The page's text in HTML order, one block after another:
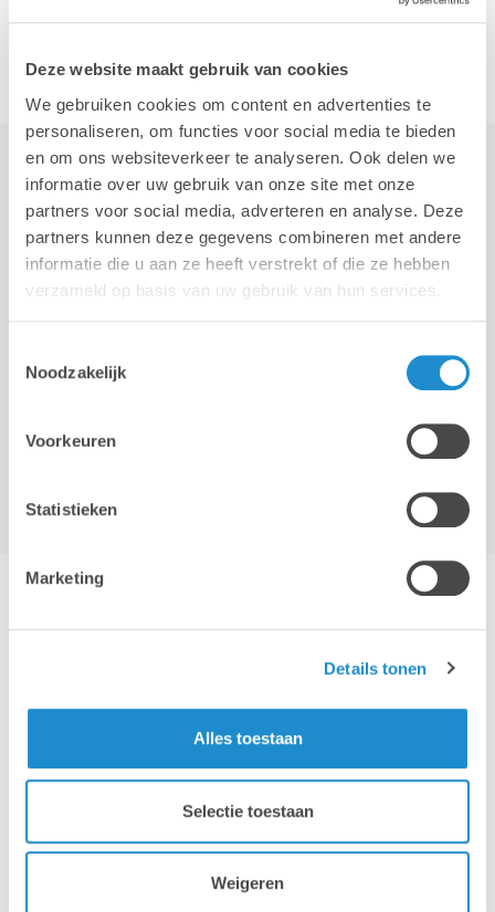
Deze website maakt gebruik van cookies
We gebruiken cookies om content en advertenties te
personaliseren, om functies voor social media te bieden
en om ons websiteverkeer te analyseren. Ook delen we
informatie over uw gebruik van onze site met onze
partners voor social media, adverteren en analyse. Deze
partners kunnen deze gegevens combineren met andere
informatie die u aan ze heeft verstrekt of die ze hebben
verzameld op basis van uw gebruik van hun services.
Noodzakelijk
Voorkeuren
Statistieken
Marketing
Details tonen
Alles toestaan
Selectie toestaan
Weigeren
Accessoires
STAY TUNED!
notre newsletter mensuelle. Nous ne transmettons pas cette
adresse à des tiers et la conserverons tant que vous ne vous
Propre service de réparation